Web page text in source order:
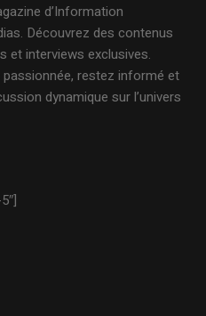
d’Information
Découvrez des contenus
et interviews exclusives.
restez informé et
dynamique sur l’univers